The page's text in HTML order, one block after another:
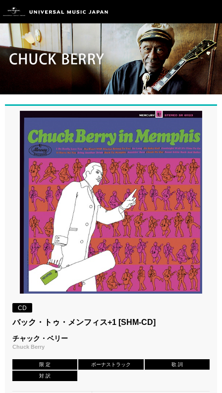
CD
バック・トゥ・メンフィス+1 [SHM-CD]
チャック・ベリー
Chuck Berry
限 定 ボーナストラック 歌 詞
対 訳